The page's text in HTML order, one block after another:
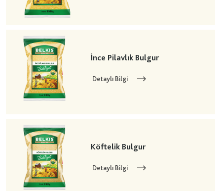
İnce Pilavlık Bulgur
Detaylı Bilgi
Köftelik Bulgur
Detaylı Bilgi